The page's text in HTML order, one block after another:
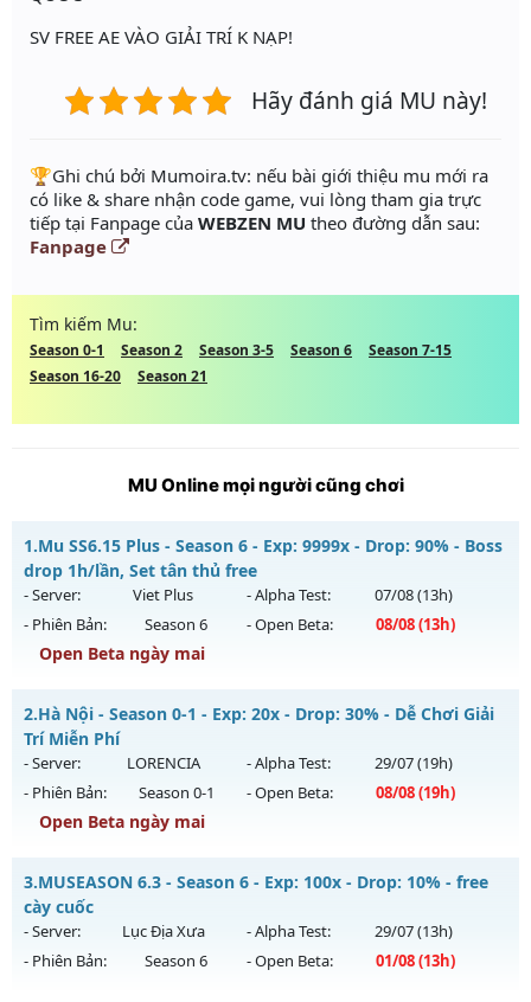
SV FREE AE VÀO GIẢI TRÍ K NẠP!
Hãy đánh giá MU này!
️🏆Ghi chú bởi Mumoira.tv: nếu bài giới thiệu mu mới ra
có like & share nhận code game, vui lòng tham gia trực
tiếp tại Fanpage của WEBZEN MU theo đường dẫn sau:
Fanpage
Tìm kiếm Mu:
Season 0-1 Season 2 Season 3-5 Season 6
Season 7-15
Season 16-20
Season 21
MU Online mọi người cũng chơi
1.Mu SS6.15 Plus - Season 6 - Exp: 9999x - Drop: 90% - Boss
drop 1h/lần, Set tân thủ free
- Server: Viet Plus - Alpha Test: 07/08(13h)
- Phiên Bản:
Season 6 - Open Beta: 08/08(13h)
Open Beta ngày mai
Mu SS6.15 Plus - Boss drop 1h/lần, Set tân thủ free
Mu mới ra tháng 08 2026 - Mở máy chủ
ngày 08/08/2626
Exp: 9999x - Drop: 90%
Kiểu reset: Reset In Game
Antihack: Phoenix chống hack mới
2.Hà Nội - Season 0-1 - Exp: 20x - Drop: 30% - Dễ Chơi Giải
Trí Miễn Phí
- Server: LORENCIA - Alpha Test: 29/07(19h)
- Phiên Bản:
Season 0-1 - Open Beta: 08/08(19h)
Open Beta ngày mai
Mu mới ra tháng 08 2026 - Mở máy chủ
ngày 08/08/2626
Exp: 20x - Drop: 30%
3.MUSEASON 6.3 - Season 6 - Exp: 100x - Drop: 10% - free
cày cuốc
- Server: Lục Địa Xưa - Alpha Test: 29/07(13h)
- Phiên Bản:
Season 6 - Open Beta: 01/08(13h)